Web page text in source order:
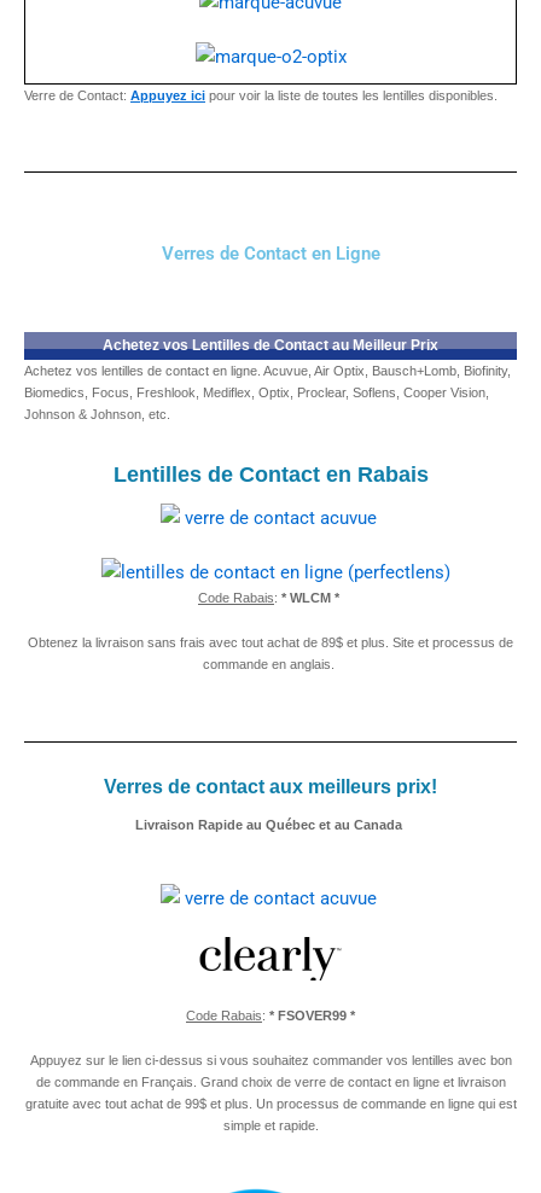
Verre de Contact: Appuyez ici pour voir la liste de toutes les lentilles disponibles.
Verres de Contact en Ligne
Achetez vos Lentilles de Contact au Meilleur Prix
Achetez vos lentilles de contact en ligne. Acuvue, Air Optix, Bausch+Lomb, Biofinity,
Biomedics, Focus, Freshlook, Mediflex, Optix, Proclear, Soflens, Cooper Vision,
Johnson & Johnson, etc.
Lentilles de Contact en Rabais
Code Rabais: * WLCM *
Obtenez la livraison sans frais avec tout achat de 89$ et plus. Site et processus de
commande en anglais.
Verres de contact aux meilleurs prix!
Livraison Rapide au Québec et au Canada
Code Rabais: * FSOVER99 *
Appuyez sur le lien ci-dessus si vous souhaitez commander vos lentilles avec bon
de commande en Français. Grand choix de verre de contact en ligne et livraison
gratuite avec tout achat de 99$ et plus. Un processus de commande en ligne qui est
simple et rapide.